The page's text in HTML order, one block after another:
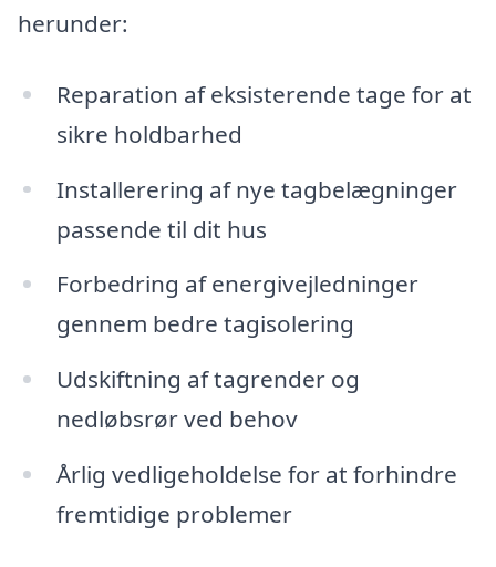
herunder:
Reparation af eksisterende tage for at
sikre holdbarhed
Installerering af nye tagbelægninger
passende til dit hus
Forbedring af energivejledninger
gennem bedre tagisolering
Udskiftning af tagrender og
nedløbsrør ved behov
Årlig vedligeholdelse for at forhindre
fremtidige problemer